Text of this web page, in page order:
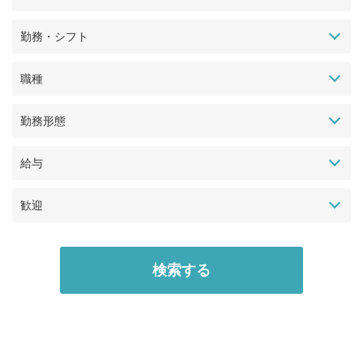
勤務・シフト
職種
勤務形態
給与
歓迎